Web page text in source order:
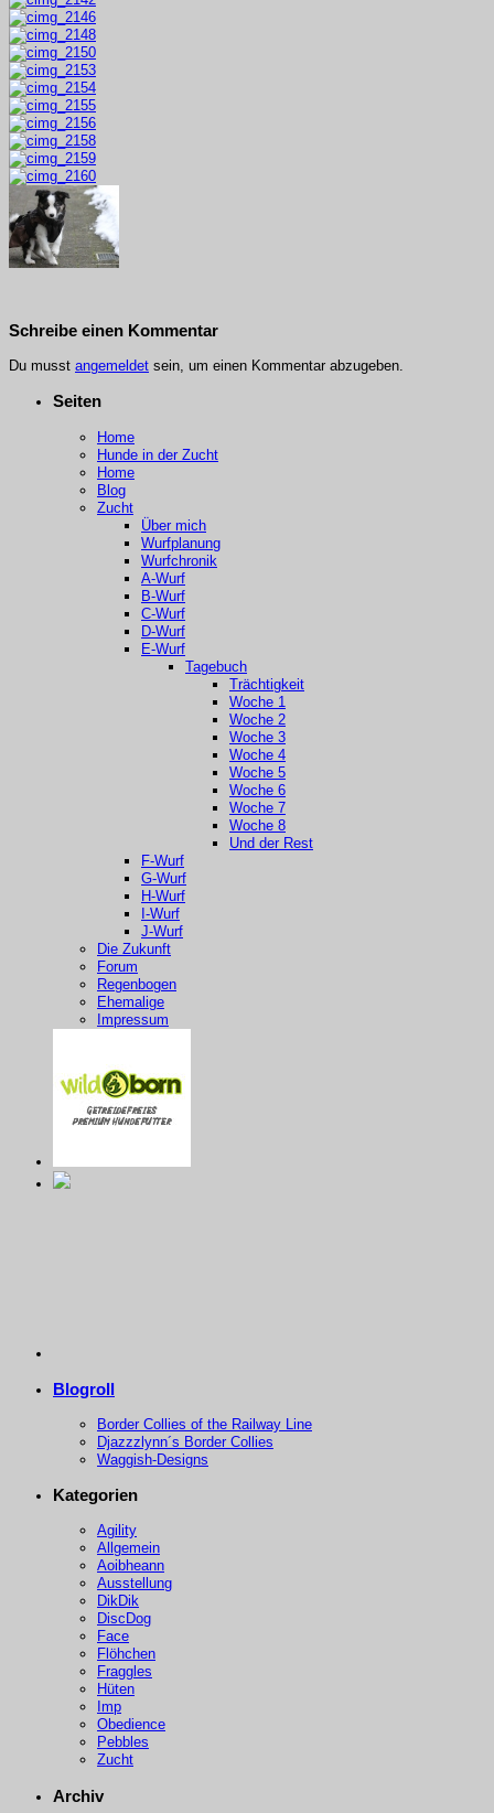
Schreibe einen Kommentar
Du musst angemeldet sein, um einen Kommentar abzugeben.
Seiten
Home
Hunde in der Zucht
Home
Blog
Zucht
Über mich
Wurfplanung
Wurfchronik
A-Wurf
B-Wurf
C-Wurf
D-Wurf
E-Wurf
Tagebuch
Trächtigkeit
Woche 1
Woche 2
Woche 3
Woche 4
Woche 5
Woche 6
Woche 7
Woche 8
Und der Rest
F-Wurf
G-Wurf
H-Wurf
I-Wurf
J-Wurf
Die Zukunft
Forum
Regenbogen
Ehemalige
Impressum
Blogroll
Border Collies of the Railway Line
Djazzzlynn´s Border Collies
Waggish-Designs
Kategorien
Agility
Allgemein
Aoibheann
Ausstellung
DikDik
DiscDog
Face
Flöhchen
Fraggles
Hüten
Imp
Obedience
Pebbles
Zucht
Archiv